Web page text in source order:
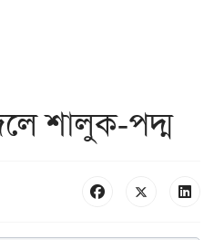
শালুক-পদ্ম